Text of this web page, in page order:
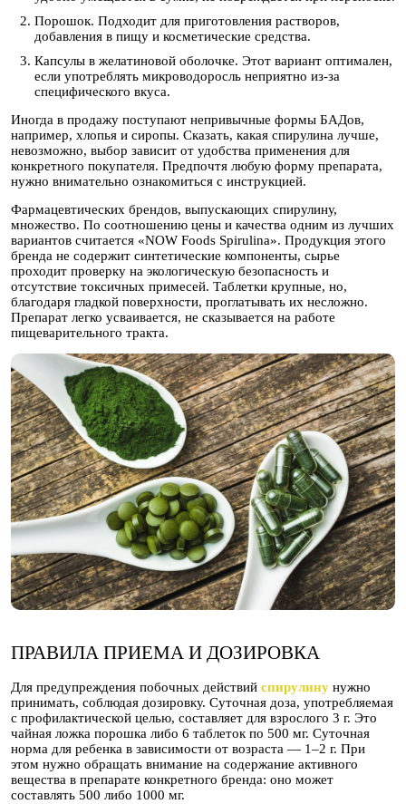
Порошок. Подходит для приготовления растворов,
добавления в пищу и косметические средства.
Капсулы в желатиновой оболочке. Этот вариант оптимален,
если употреблять микроводоросль неприятно из-за
специфического вкуса.
Иногда в продажу поступают непривычные формы БАДов,
например, хлопья и сиропы. Сказать, какая спирулина лучше,
невозможно, выбор зависит от удобства применения для
конкретного покупателя. Предпочтя любую форму препарата,
нужно внимательно ознакомиться с инструкцией.
Фармацевтических брендов, выпускающих спирулину,
множество. По соотношению цены и качества одним из лучших
вариантов считается «NOW Foods Spirulina». Продукция этого
бренда не содержит синтетические компоненты, сырье
проходит проверку на экологическую безопасность и
отсутствие токсичных примесей. Таблетки крупные, но,
благодаря гладкой поверхности, проглатывать их несложно.
Препарат легко усваивается, не сказывается на работе
пищеварительного тракта.
ПРАВИЛА ПРИЕМА И ДОЗИРОВКА
Для предупреждения побочных действий спирулину нужно
принимать, соблюдая дозировку. Суточная доза, употребляемая
с профилактической целью, составляет для взрослого 3 г. Это
чайная ложка порошка либо 6 таблеток по 500 мг. Суточная
норма для ребенка в зависимости от возраста — 1–2 г. При
этом нужно обращать внимание на содержание активного
вещества в препарате конкретного бренда: оно может
составлять 500 либо 1000 мг.